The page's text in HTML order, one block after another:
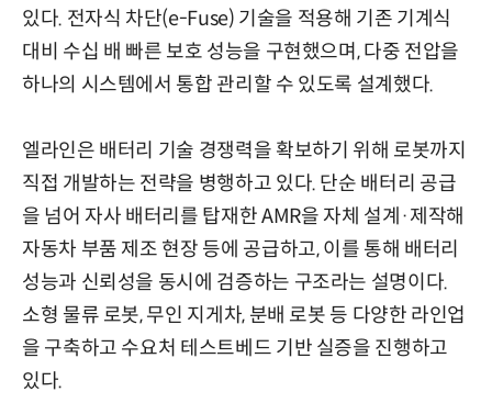
있다. 전자식 차단(e-Fuse) 기술을 적용해 기존 기계식
대비 수십 배 빠른 보호 성능을 구현했으며, 다중 전압을
하나의 시스템에서 통합 관리할 수 있도록 설계했다.
엘라인은 배터리 기술 경쟁력을 확보하기 위해 로봇까지
직접 개발하는 전략을 병행하고 있다. 단순 배터리 공급
을 넘어 자사 배터리를 탑재한 AMR을 자체 설계·제작해
자동차 부품 제조 현장 등에 공급하고, 이를 통해 배터리
성능과 신뢰성을 동시에 검증하는 구조라는 설명이다.
소형 물류 로봇, 무인 지게차, 분배 로봇 등 다양한 라인업
을 구축하고 수요처 테스트베드 기반 실증을 진행하고
있다.